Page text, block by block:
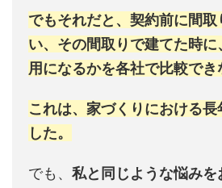
でもそれだと、契約前に間
い、その間取りで建てた時
用になるかを各社で比較でき
これは、家づくりにおける長
した。
でも、 私と同じような悩みを